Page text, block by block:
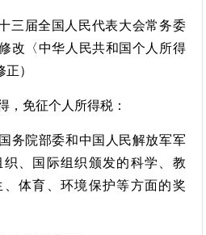
三届全国人民代表大会常务委
改〈中华人民共和国个人所得
）
，免征个人所得税：
务院部委和中国人民解放军军
、国际组织颁发的科学、教
体育、环境保护等方面的奖